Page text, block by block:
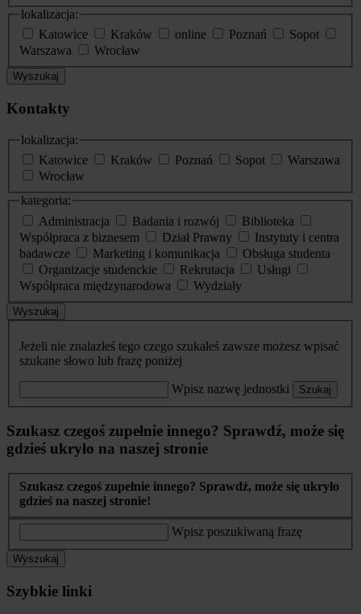
lokalizacja:
Katowice
Kraków online Poznań
Sopot
Warszawa
Wrocław
Wyszukaj
Kontakty
lokalizacja:
Katowice
Kraków Poznań Sopot
Warszawa
Wrocław
kategoria:
Administracja
Badania i rozwój
Biblioteka
Współpraca z biznesem
Dział Prawny
Instytuty i centra
badawcze
Marketing i komunikacja
Obsługa studenta
Organizacje studenckie
Rekrutacja
Usługi
Współpraca międzynarodowa
Wydziały
Wyszukaj
Jeżeli nie znalazłeś tego czego szukałeś zawsze możesz wpisać
szukane słowo lub frazę poniżej
Wpisz nazwę jednostki Szukaj
Szukasz czegoś zupełnie innego? Sprawdź, może się
gdzieś ukryło na naszej stronie
Szukasz czegoś zupełnie innego? Sprawdź, może się ukryło
gdzieś na naszej stronie!
Wpisz poszukiwaną frazę
Wyszukaj
Szybkie linki